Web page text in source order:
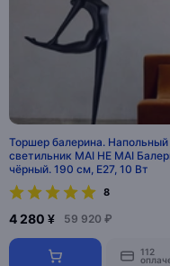
Торшер балерина. Напольный
светильник MAI HE MAI
чёрный. 190 см, E27, 10 Вт
8
4 280 ¥ 59 920 ₽
112